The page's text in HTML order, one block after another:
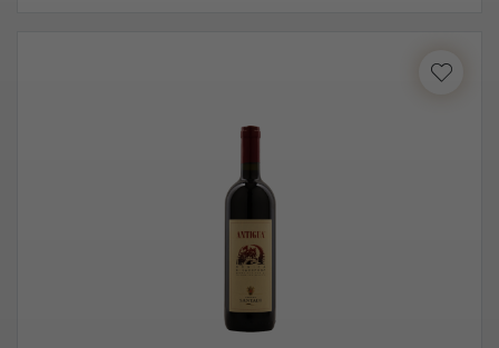
struguri, însă Glera este de departe cel mai cunoscut.
Unii producători, mai amestecă pe lângă Glera și alte
Trevigiana, Perera, Glera lunga, Chardonnay, Pinot
Numele de Prosecco provine de la locul de origine -
satul Prosecco, situat foarte aproape de Trieste. Peste
50% din producția de Prosecco provine din acele locuri,